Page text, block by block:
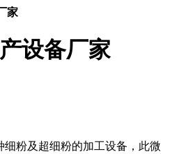
家
设备厂家
细粉及超细粉的加工设备，此微